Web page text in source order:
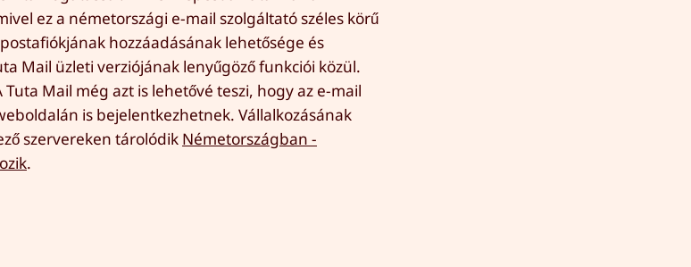
ez a németországi e-mail szolgáltató széles körű
hozzáadásának lehetősége és
Mail üzleti verziójának lenyűgöző funkciói közül.
Mail még azt is lehetővé teszi, hogy az e-mail
is bejelentkezhetnek. Vállalkozásának
szervereken tárolódik Németországban -
.